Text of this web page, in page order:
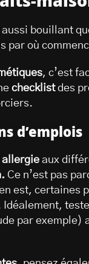
bouillant
par où
, c’est
checklistdes
d’emplois
allergie aux
Ce n’est pas
est, certaines
Idéalement,
par exemple)